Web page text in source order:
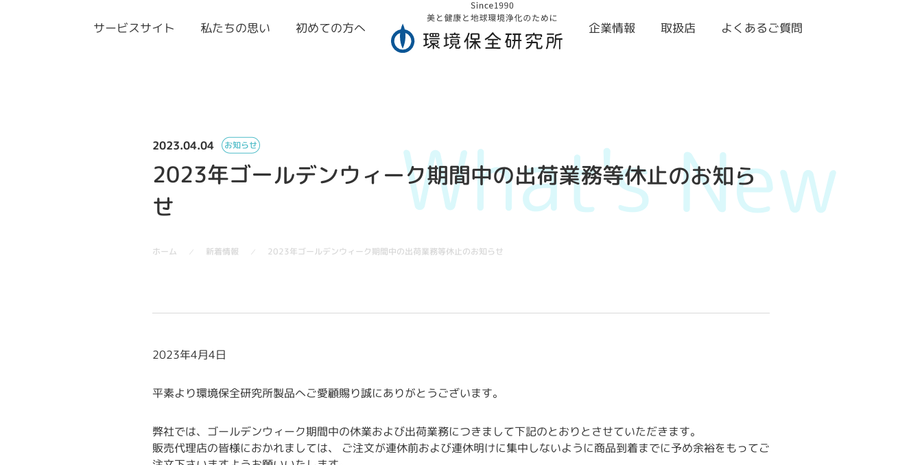
サービスサイト 私たちの思い 初めての方へ 企業情報 取扱店 よくあるご質問
2023.04.04 お知らせ
2023年ゴールデンウィーク期間中の出荷業務等休止のお知ら
せ What's New
ホーム ／ 新着情報 ／ 2023年ゴールデンウィーク期間中の出荷業務等休止のお知らせ
2023年4月4日
平素より環境保全研究所製品へご愛顧賜り誠にありがとうございます。
弊社では、ゴールデンウィーク期間中の休業および出荷業務につきまして下記のとおりとさせていただきます。
販売代理店の皆様におかれましては、 ご注文が連休前および連休明けに集中しないように商品到着までに予め余裕をもってご